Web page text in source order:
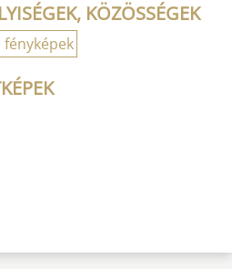
KÖZÖSSÉGEK
fényképek